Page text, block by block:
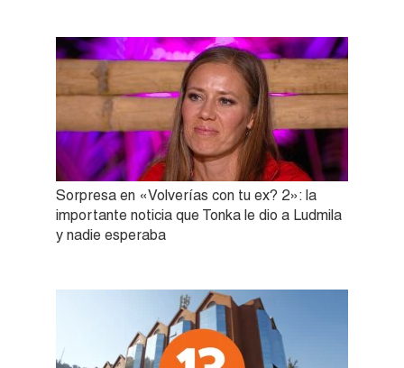
Sorpresa en «Volverías con tu ex? 2»: la
importante noticia que Tonka le dio a Ludmila
y nadie esperaba